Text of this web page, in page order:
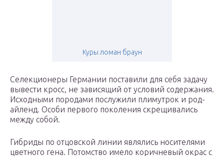
Куры ломан браун
Селекционеры Германии поставили для себя задачу
вывести кросс, не зависящий от условий содержания.
Исходными породами послужили плимутрок и род-
айленд. Особи первого поколения скрещивались
между собой.
Гибриды по отцовской линии являлись носителями
цветного гена. Потомство имело коричневый окрас с